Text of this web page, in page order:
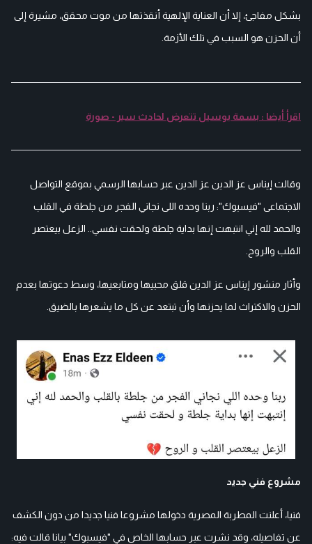
بشكل مفاجئ، إلا أن العناية الإلهية أنقذتها من موت محقق، مشيرة إلى
أن الحزن هو السبب في تلك الأزمة.
اقرأ أيضا : بسمة بوسيل تتعرض لحادث سير - صورة
وقالت إيناس عز الدين عز الدين عبر حسابها الرسمي بموقع التواصل
الاجتماعى "فيسبوك": ربنا وحده اللى نجاني الفجر من جلطة في القلب
والحمد لله إني انتبهت إنها بداية جلطة ولحقت نفسي.. الزعل بيعتصر
القلب والروح.
وأثار منشور إيناس عز الدين قلق محبيها ومتابعيها، وسط دعوتها بعدم
الحزن والاكتراث لما يحزنها وأن تبتعد عن كل ما يشعرها بالضيق.
مشروع فني جديد
فنيا، أعلنت المطربة المصرية دخولها مشروعا فنيا جديدا من دون الكشف
عن تفاصيله، وقد نشرت عبر حسابها الخاص في "فيسبوك" بيانا قالت فيه: